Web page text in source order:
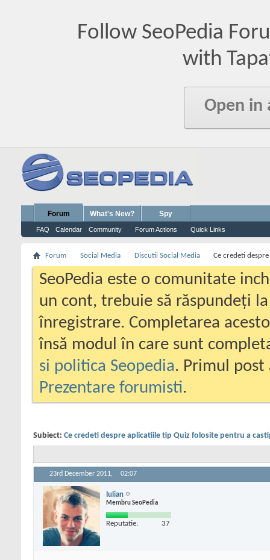
Follow SeoPedia
with
Open in
Forum
FAQ Calendar Community Forum Actions Quick Links
What's New? Spy
Forum Social Media Discutii Social Media Ce credeti
SeoPedia este o comunitate
un cont, trebuie să răspundeți
înregistrare. Completarea
însă modul în care sunt
si politica Seopedia. Primul
Prezentare forumisti.
Subiect: Ce credeti despre aplicatiile tip Quiz folosite pentru a
23rd December 2011, 02:07
Iulian
Membru SeoPedia
Reputatie: 37